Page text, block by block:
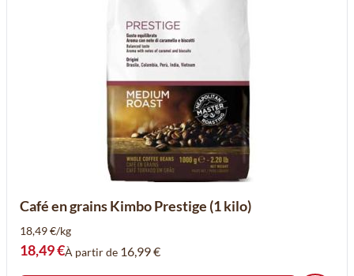
Café en grains Kimbo Prestige (1 kilo)
18,49 €/kg
18,49 €À partir de 16,99 €